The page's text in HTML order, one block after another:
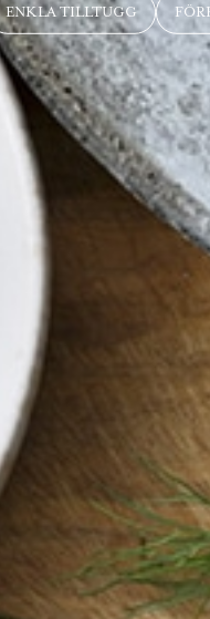
ENKLA TILLTUGG